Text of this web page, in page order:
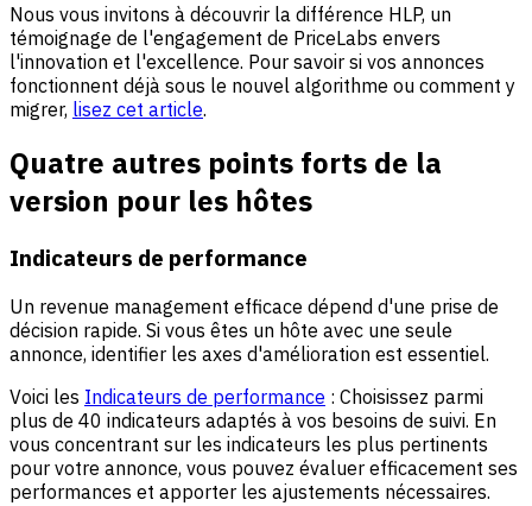
Nous vous invitons à découvrir la différence HLP, un
témoignage de l'engagement de PriceLabs envers
l'innovation et l'excellence. Pour savoir si vos annonces
fonctionnent déjà sous le nouvel algorithme ou comment y
migrer, lisez cet article.
Quatre autres points forts de la
version pour les hôtes
Indicateurs de performance
Un revenue management efficace dépend d'une prise de
décision rapide. Si vous êtes un hôte avec une seule
annonce, identifier les axes d'amélioration est essentiel.
Voici les Indicateurs de performance : Choisissez parmi
plus de 40 indicateurs adaptés à vos besoins de suivi. En
vous concentrant sur les indicateurs les plus pertinents
pour votre annonce, vous pouvez évaluer efficacement ses
performances et apporter les ajustements nécessaires.